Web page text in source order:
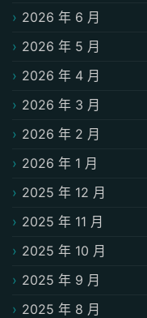
2026 年 6 月
2026 年 5 月
2026 年 4 月
2026 年 3 月
2026 年 2 月
2026 年 1 月
2025 年 12 月
2025 年 11 月
2025 年 10 月
2025 年 9 月
2025 年 8 月